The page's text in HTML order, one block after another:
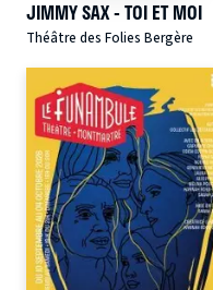
JIMMY SAX - TOI ET MOI
Théâtre des Folies Bergère